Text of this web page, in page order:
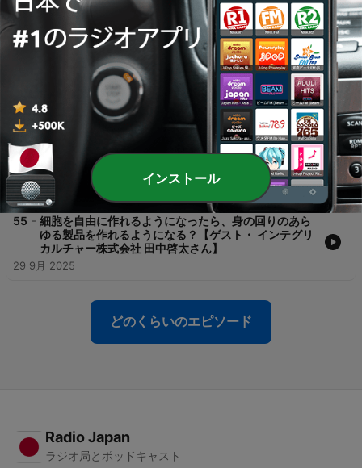
ステムとは？【ゲスト・Earth Company 代表理事 濱
20 10月 2025
【ゲスト・Earth Company 代表理事 濱川 明日香さ
ん】人と社会と自然が共に繫栄することができたら、
未来に地球を残せる？
13 10月 2025
56 - 【ゲスト・インテグリカルチャー株式会社 田中啓太さ
ん】細胞育てて、どうやって肉を作る…？牛乳を作
る…？皮を作る…？
06 10月 2025
55 - 細胞を自由に作れるようになったら、身の回りのあら
ゆる製品を作れるようになる？【ゲスト・ インテグリ
カルチャー株式会社 田中啓太さん】
29 9月 2025
どのくらいのエピソード
Radio Japan
ラジオ局とポッドキャスト
インストール